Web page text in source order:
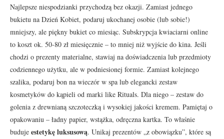
Najlepsze niespodzianki przychodzą bez okazji. Zamiast jednego
bukietu na Dzień Kobiet, podaruj ukochanej osobie (lub sobie!)
mniejszy, ale piękny bukiet co miesiąc. Subskrypcja kwiaciarni online
to koszt ok. 50-80 zł miesięcznie – to mniej niż wyjście do kina. Jeśli
chodzi o prezenty materialne, stawiaj na doświadczenia lub przedmioty
codziennego użytku, ale w podniesionej formie. Zamiast kolejnego
szalika, podaruj bon na wieczór w spa lub elegancki zestaw
kosmetyków do kąpieli od marki like Rituals. Dla niego – zestaw do
golenia z drewnianą szczoteczką i wysokiej jakości kremem. Pamiętaj o
opakowaniu – ładny papier, wstążka, odręczna kartka. To właśnie
buduje estetykę luksusową. Unikaj prezentów „z obowiązku”, które są